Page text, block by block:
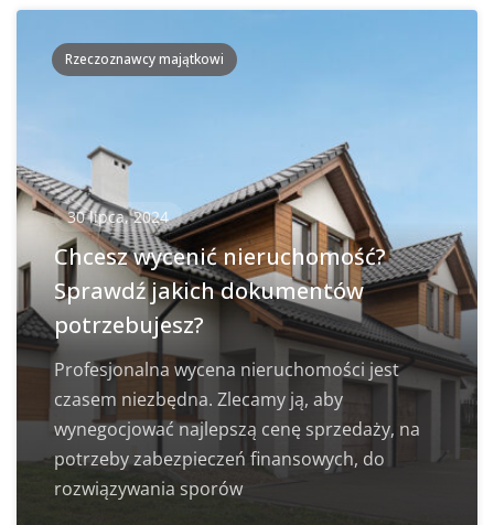
Rzeczoznawcy majątkowi
30 lipca, 2024
Chcesz wycenić nieruchomość?
Sprawdź jakich dokumentów
potrzebujesz?
Profesjonalna wycena nieruchomości jest
czasem niezbędna. Zlecamy ją, aby
wynegocjować najlepszą cenę sprzedaży, na
potrzeby zabezpieczeń finansowych, do
rozwiązywania sporów